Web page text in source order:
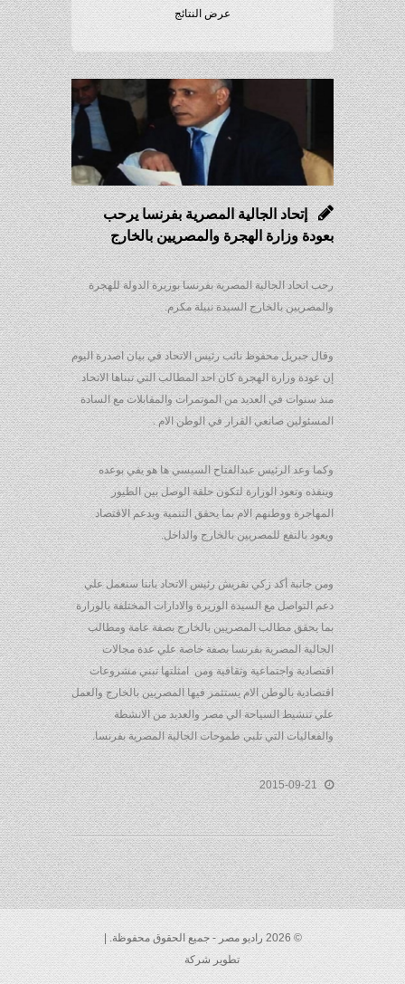
عرض النتائج
إتحاد الجالية المصرية بفرنسا يرحب
بعودة وزارة الهجرة والمصريين بالخارج
رحب اتحاد الجالية المصرية بفرنسا بوزيرة الدولة للهجرة
والمصريين بالخارج السيدة نبيلة مكرم.
وقال جبريل محفوظ نائب رئيس الاتحاد في بيان اصدرة اليوم
إن عودة وزارة الهجرة كان احد المطالب التي تبناها الاتحاد
منذ سنوات في العديد من الموتمرات والمقابلات مع السادة
المسئولين صانعي القرار في الوطن الام .
وكما وعد الرئيس عبدالفتاح السيسي ها هو يفي بوعده
وينفذه وتعود الوزارة لتكون حلقة الوصل بين الطيور
المهاجرة ووطنهم الام بما يحقق التنمية ويدعم الاقتصاد
ويعود بالنفع للمصريين بالخارج والداخل.
ومن جانبة أكد زكي نقريش رئيس الاتحاد باننا سنعمل علي
دعم التواصل مع السيدة الوزيرة والادارات المختلفة بالوزارة
بما يحقق مطالب المصريين بالخارج بصفة عامة ومطالب
الجالية المصرية بفرنسا بصفة خاصة علي عدة مجالات
اقتصادية واجتماعية وثقافية ومن امثلتها تبني مشروعات
اقتصادية بالوطن الام يستثمر فيها المصريين بالخارج والعمل
علي تنشيط السياحة الي مصر والعديد من الانشطة
والفعاليات التي تلبي طموحات الجالية المصرية بفرنسا.
2015-09-21
© 2026 راديو مصر - جميع الحقوق محفوظة. |
تطوير شركة